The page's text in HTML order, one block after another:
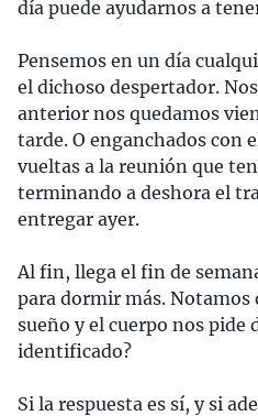
día puede ayudarnos a
Pensemos en un día
el dichoso despertador.
anterior nos quedamos
tarde. O enganchados con
vueltas a la reunión que
terminando a deshora el
entregar ayer.
Al fin, llega el fin de
para dormir más. Notamos
sueño y el cuerpo nos pide
identificado?
Si la respuesta es sí, y si